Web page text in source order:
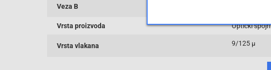
Veza B
Vrsta proizvoda Optički
Vrsta vlakana 9/125 µ